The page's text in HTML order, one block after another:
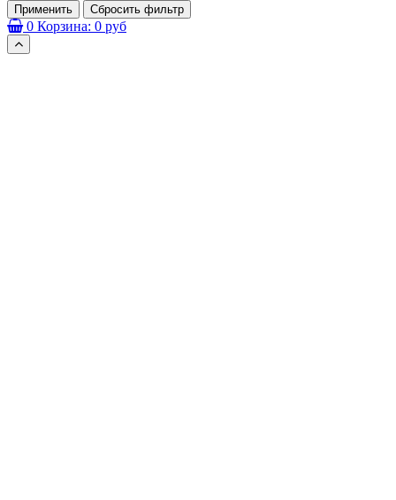
Применить Сбросить фильтр
0 Корзина: 0 руб